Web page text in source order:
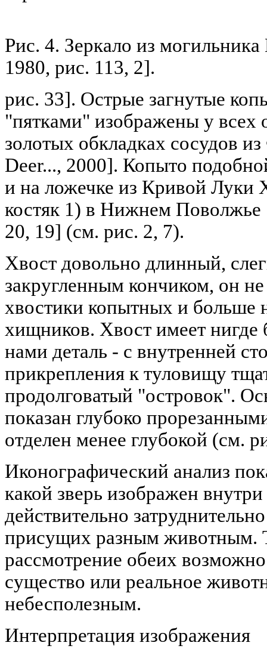
Рис. 4. Зеркало из
1980, рис. 113, 2].
рис. 33]. Острые загнутые
"пятками" изображены у всех
золотых обкладках сосудов
Deer..., 2000]. Копыто
и на ложечке из Кривой Луки
костяк 1) в Нижнем Поволжье
20, 19] (см. рис. 2, 7).
Хвост довольно длинный,
закругленным кончиком, он
хвостики копытных и больше
хищников. Хвост имеет нигде
нами деталь - с внутренней
прикрепления к туловищу
продолговатый "островок".
показан глубоко
отделен менее глубокой (см.
Иконографический анализ
какой зверь изображен
действительно
присущих разным животным.
рассмотрение обеих
существо или реальное
небесполезным.
Интерпретация изображения